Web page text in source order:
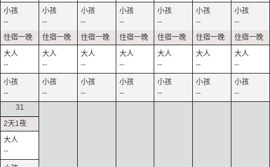
--
--
--
--
--
--
--
--
--
--
--
--
--
--
--
--
--
--
--
--
--
31
--